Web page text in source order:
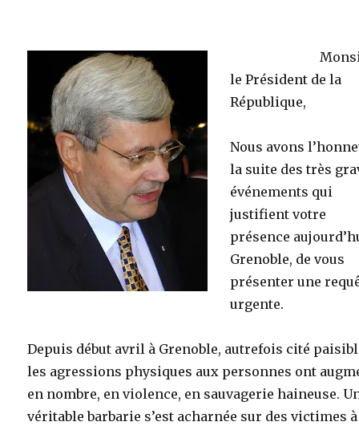
le Président de la
République,
Nous avons
la suite des très
événements qui
justifient votre
présence
Grenoble, de vous
présenter une
urgente.
Depuis début avril à Grenoble, autrefois cité
les agressions physiques aux personnes ont
en nombre, en violence, en sauvagerie haineuse.
véritable barbarie s’est acharnée sur des victimes à